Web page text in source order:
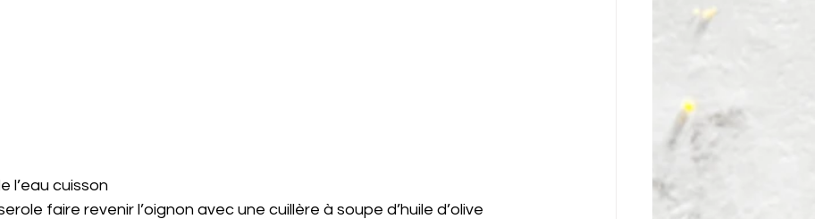
l’eau cuisson
faire revenir l’oignon avec une cuillère à soupe d’huile d’olive